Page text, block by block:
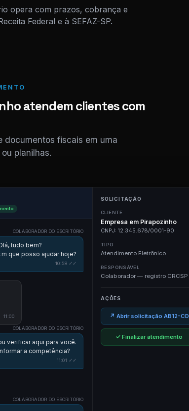
opera com prazos, cobrança e
Federal e à SEFAZ-SP.
atendem clientes com
fiscais em uma
planilhas.
COLABORADOR DO ESCRITÓRIO
tudo bem?
que posso ajudar hoje?
10:58 ✓✓
11:00
COLABORADOR DO ESCRITÓRIO
verificar aqui para você.
a competência?
11:01 ✓✓
COLABORADOR DO ESCRITÓRIO
SOLICITAÇÃO
CLIENTE
Empresa em Pirapozinho
CNPJ: 12.345.678/0001-90
TIPO
Atendimento Eletrônico
RESPONSÁVEL
Colaborador — registro CRCSP
AÇÕES
↗ Abrir solicitação AB12-CD
✓ Finalizar atendimento